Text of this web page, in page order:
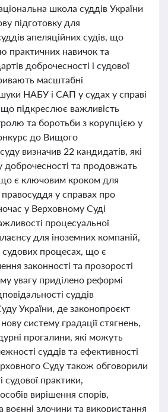
школа суддів України
підготовку для
апеляційних судів, що
практичних навичок та
доброчесності і судової
масштабні
НАБУ і САП у судах у справі
підкреслює важливість
та боротьби з корупцією у
до Вищого
визначив 22 кандидатів, які
доброчесності та продовжать
що є ключовим кроком для
у справах про
у Верховному Суді
процесуальної
для іноземних компаній,
судових процесах, що є
законності та прозорості
увагу приділено реформі
суддів
України, де законопроєкт
систему градації стягнень,
прогалини, які можуть
суддів та ефективності
Суду також обговорили
судової практики,
вирішення спорів,
воєнні злочини та використання